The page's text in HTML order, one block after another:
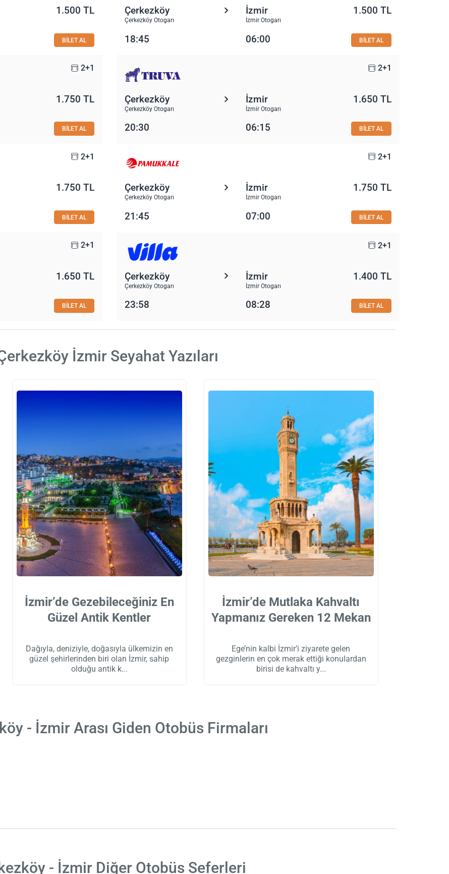
1.500 TL
BİLET AL
Çerkezköy
Çerkezköy Otogarı
İzmir
İzmir Otogarı
1.500 TL
18:45 06:00 BİLET AL
2+1
1.750 TL
BİLET AL
2+1
Çerkezköy
Çerkezköy Otogarı
İzmir
İzmir Otogarı
1.650 TL
20:30 06:15 BİLET AL
2+1
1.750 TL
BİLET AL
2+1
Çerkezköy
Çerkezköy Otogarı
İzmir
İzmir Otogarı
1.750 TL
21:45 07:00 BİLET AL
2+1
1.650 TL
BİLET AL
2+1
Çerkezköy
Çerkezköy Otogarı
İzmir
İzmir Otogarı
1.400 TL
23:58 08:28 BİLET AL
İzmir Seyahat Yazıları
İzmir’de Gezebileceğiniz En
Güzel Antik Kentler
Dağıyla, deniziyle, doğasıyla ülkemizin en
güzel şehirlerinden biri olan İzmir, sahip
olduğu antik k
İzmir’de Mutlaka Kahvaltı
Yapmanız Gereken 12 Mekan
Ege’nin kalbi İzmir’i ziyarete gelen
gezginlerin en çok merak ettiği konulardan
birisi de kahvaltı y
- İzmir Arası Giden Otobüs Firmaları
- İzmir Diğer Otobüs Seferleri